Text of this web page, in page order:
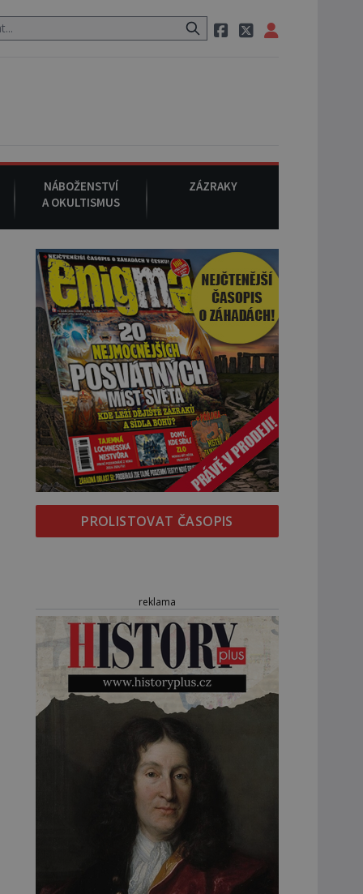
původu. : Na americké městečko
NÁBOŽENSTVÍ
A OKULTISMUS
ZÁZRAKY
PROLISTOVAT ČASOPIS
reklama